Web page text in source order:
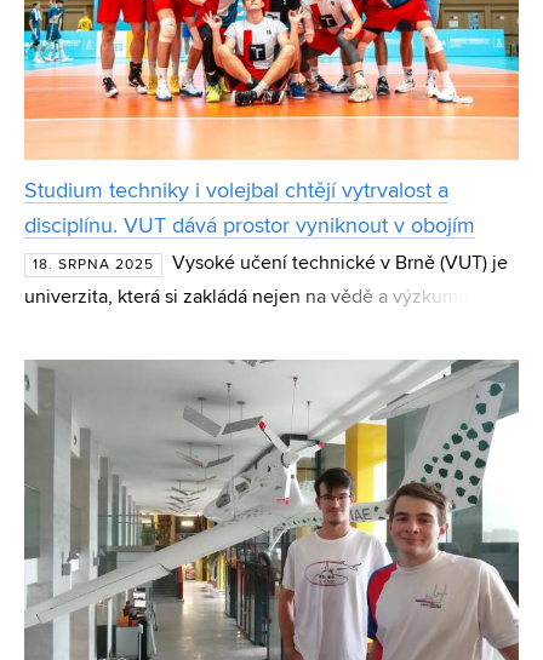
Studium techniky i volejbal chtějí vytrvalost a
disciplínu. VUT dává prostor vyniknout v obojím
18. SRPNA 2025
Vysoké učení technické v Brně (VUT) je
univerzita, která si zakládá nejen na vědě a výzkumu, ale
sporty na VUT patří už od počátku volejbal, jehož